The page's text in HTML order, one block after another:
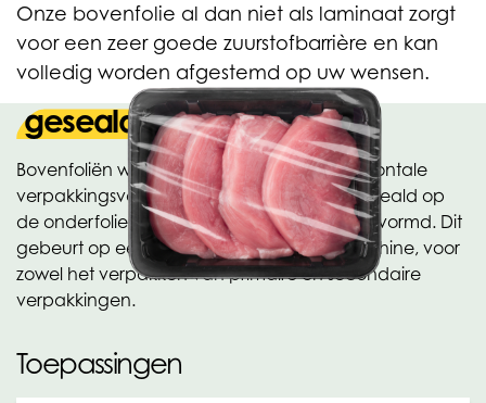
Onze bovenfolie al dan niet als laminaat zorgt
voor een zeer goede zuurstofbarrière en kan
volledig worden afgestemd op uw wensen.
geseald op de onderfolie
Bovenfoliën worden gebruikt voor een horizontale
verpakkingsvorm, waarbij de folie wordt geseald op
de onderfolie, van waaruit het “bakje” is gevormd. Dit
gebeurt op een zogenaamde dieptrekmachine, voor
zowel het verpakken van primaire en secondaire
verpakkingen.
Toepassingen